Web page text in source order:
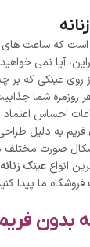
که ساعت های
آیا نمی
روی عینکی که
روزمره شما
احساس
به دلیل
صورت مختلف
انواععینک
ما پیدا
بدون